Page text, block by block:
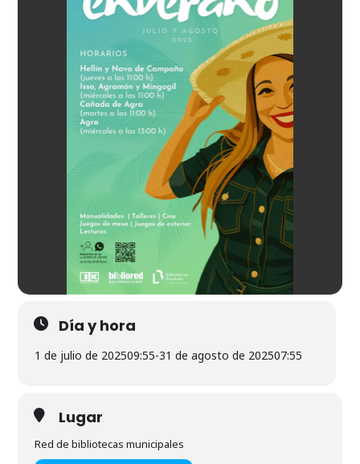
Día y hora
1 de julio de 202509:55-31 de agosto de 202507:55
Lugar
Red de bibliotecas municipales